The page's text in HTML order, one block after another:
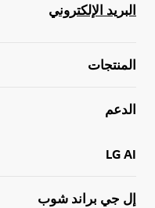
البريد الإلكتروني
المنتجات
الدعم
LG AI
إل جي براند شوب